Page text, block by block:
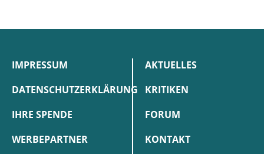
IMPRESSUM
DATENSCHUTZERKLÄRUNG
IHRE SPENDE
WERBEPARTNER
AKTUELLES
KRITIKEN
FORUM
KONTAKT